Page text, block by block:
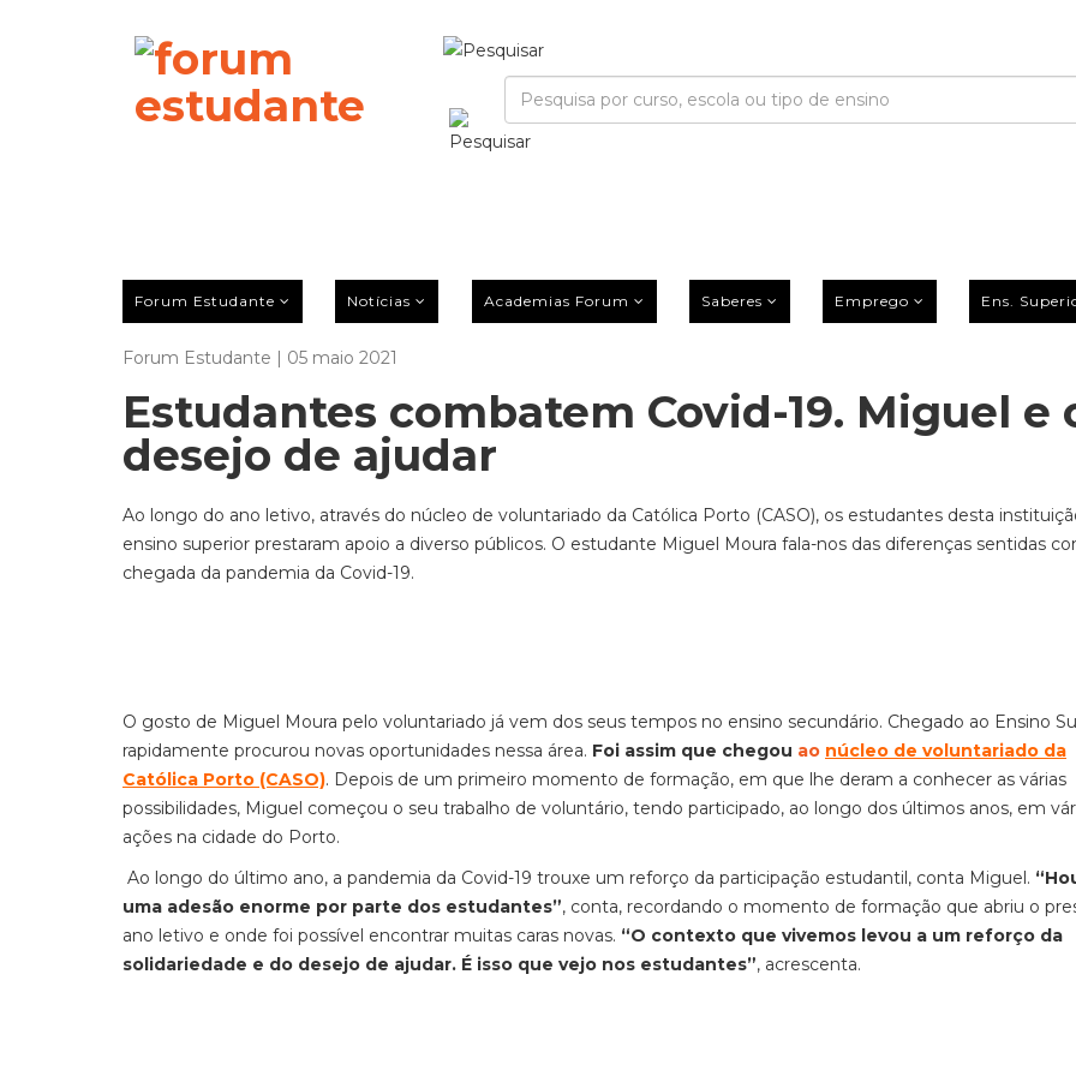
Forum Estudante Notícias Academias Forum Saberes Emprego Ens.
Forum Estudante | 05 maio 2021
Estudantes combatem Covid-19. Miguel e
desejo de ajudar
Ao longo do ano letivo, através do núcleo de voluntariado da Católica Porto (CASO), os estudantes desta
ensino superior prestaram apoio a diverso públicos. O estudante Miguel Moura fala-nos das diferenças sentidas
chegada da pandemia da Covid-19.
O gosto de Miguel Moura pelo voluntariado já vem dos seus tempos no ensino secundário. Chegado ao Ensino
rapidamente procurou novas oportunidades nessa área. Foi assim que chegou ao núcleo de voluntariado da
Católica Porto (CASO). Depois de um primeiro momento de formação, em que lhe deram a conhecer as várias
possibilidades, Miguel começou o seu trabalho de voluntário, tendo participado, ao longo dos últimos anos, em
ações na cidade do Porto.
Ao longo do último ano, a pandemia da Covid-19 trouxe um reforço da participação estudantil, conta Miguel.
uma adesão enorme por parte dos estudantes”, conta, recordando o momento de formação que abriu o
ano letivo e onde foi possível encontrar muitas caras novas. “O contexto que vivemos levou a um reforço da
solidariedade e do desejo de ajudar. É isso que vejo nos estudantes”, acrescenta.